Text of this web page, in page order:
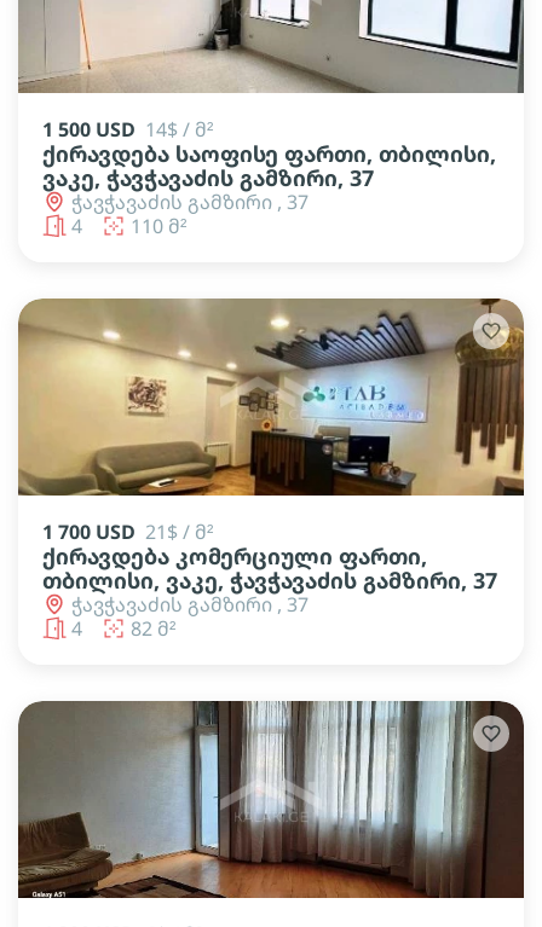
1 500 USD 14$ / მ²
ქირავდება საოფისე ფართი, თბილისი,
ვაკე, ჭავჭავაძის გამზირი, 37
ჭავჭავაძის გამზირი , 37
4
110 მ²
1 700 USD 21$ / მ²
ქირავდება კომერციული ფართი,
თბილისი, ვაკე, ჭავჭავაძის გამზირი, 37
ჭავჭავაძის გამზირი , 37
4
82 მ²